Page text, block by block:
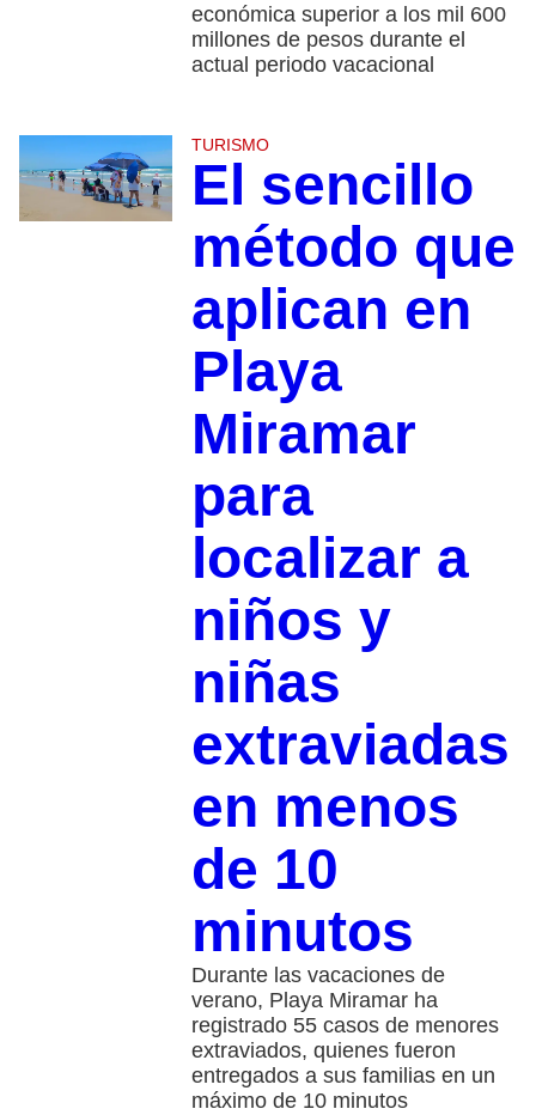
económica superior a los mil 600
millones de pesos durante el
actual periodo vacacional
TURISMO
El sencillo
método que
aplican en
Playa
Miramar
para
localizar a
niños y
niñas
extraviadas
en menos
de 10
minutos
Durante las vacaciones de
verano, Playa Miramar ha
registrado 55 casos de menores
extraviados, quienes fueron
entregados a sus familias en un
máximo de 10 minutos